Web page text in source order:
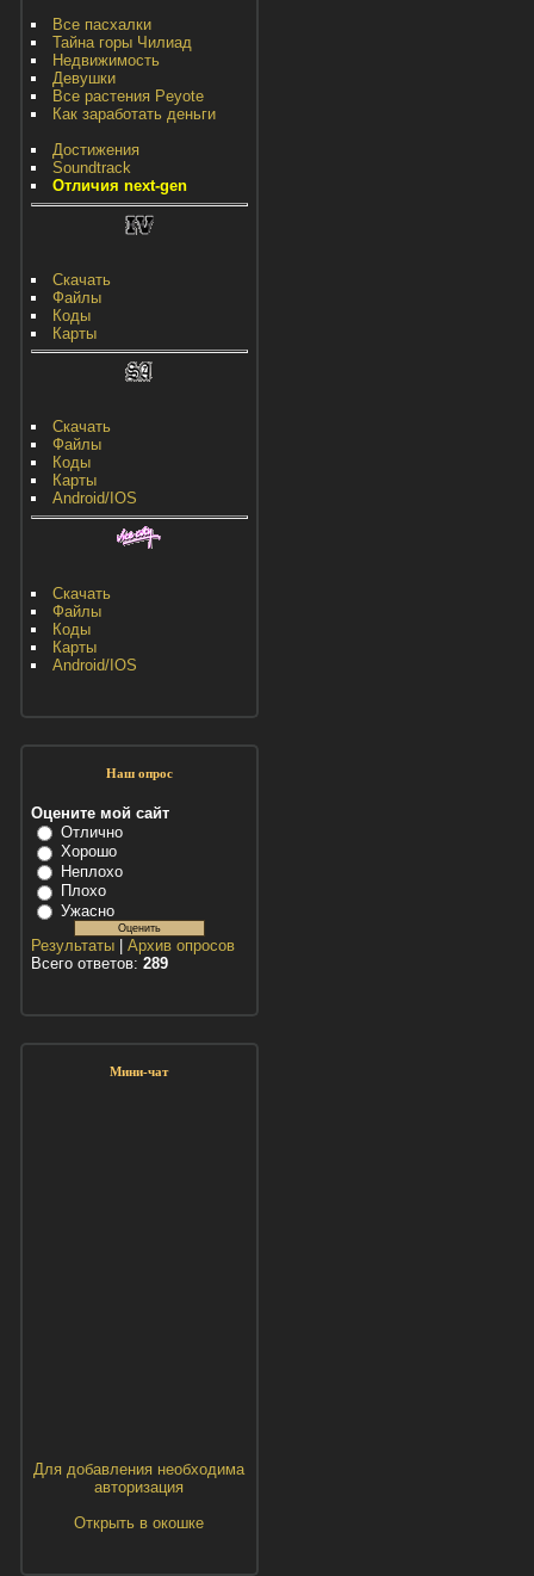
Все пасхалки
Тайна горы Чилиад
Недвижимость
Девушки
Все растения Peyote
Как заработать деньги
Достижения
Soundtrack
Отличия next-gen
Скачать
Файлы
Коды
Карты
Скачать
Файлы
Коды
Карты
Android/IOS
Скачать
Файлы
Коды
Карты
Android/IOS
Наш опрос
Оцените мой сайт
Отлично
Хорошо
Неплохо
Плохо
Ужасно
Результаты| Архив опросов
Всего ответов: 289
Мини-чат
Для добавления необходима
авторизация
Открыть в окошке